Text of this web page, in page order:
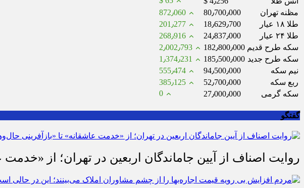
مظنه تهران
80٫700٫000
872٫060
طلا ۱۸ عیار
18٫629٫700
201٫277
طلا ۲۴ عیار
24٫837٫000
268٫916
سکه طرح قدیم 182٫800٫000
2٫002٫793
سکه طرح جدید 185٫500٫000
1٫374٫231
نیم سکه
94٫500٫000
555٫474
ربع سکه
52٫700٫000
385٫125
سکه گرمی
27٫000٫000 0
گفتگو
روایت اصناف از آیین جاماندگان اربعین در تهران؛ از «خدمت